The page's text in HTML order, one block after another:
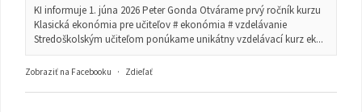
KI informuje 1. júna 2026 Peter Gonda Otvárame prvý ročník kurzu
Klasická ekonómia pre učiteľov # ekonómia # vzdelávanie
Stredoškolským učiteľom ponúkame unikátny vzdelávací kurz ek...
Zobraziť na Facebooku · Zdieľať